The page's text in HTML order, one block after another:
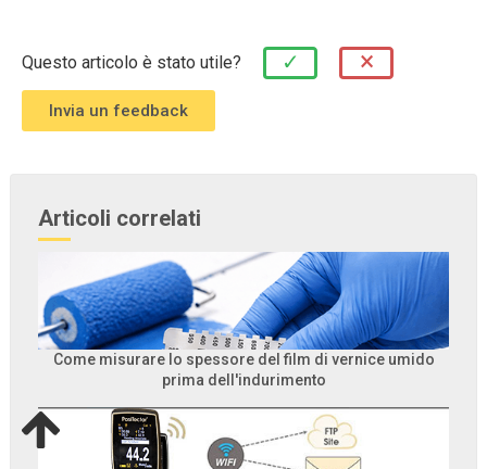
Questo articolo è stato utile? ✓ ×
Articoli correlati
Come misurare lo spessore del film di vernice umido
prima dell'indurimento